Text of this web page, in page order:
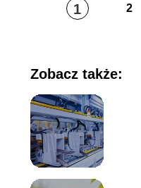
1 2
Zobacz także: